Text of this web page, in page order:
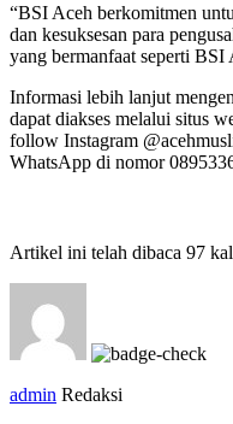
“BSI Aceh berkomitmen
dan kesuksesan para
yang bermanfaat seperti
Informasi lebih lanjut
dapat diakses melalui situs
follow Instagram
WhatsApp di nomor
Artikel ini telah dibaca 97
admin Redaksi